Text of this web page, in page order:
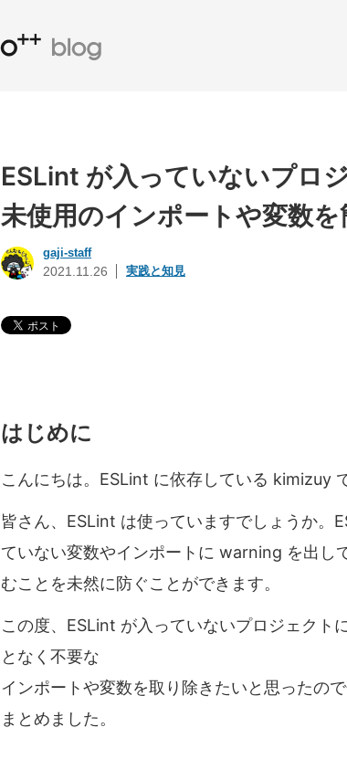
ESLint が入っていないプロ
未使用のインポートや変数
gaji-staff
2021.11.26 実践と知見
はじめに
こんにちは。ESLint に依存している kimizuy
皆さん、ESLint は使っていますでしょうか。
ていない変数やインポートに warning を出し
むことを未然に防ぐことができます。
この度、ESLint が入っていないプロジェクト
となく不要な
インポートや変数を取り除きたいと思ったの
まとめました。